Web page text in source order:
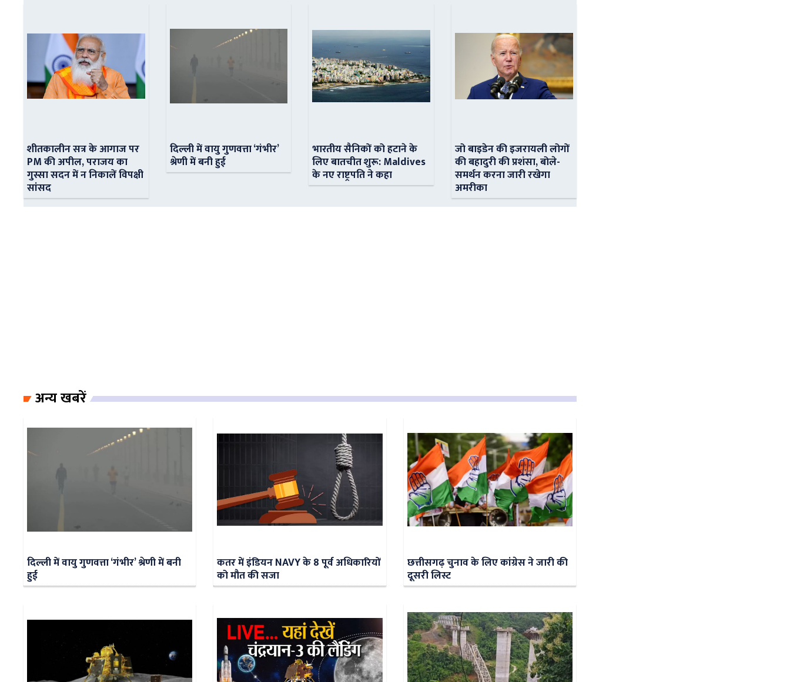
शीतकालीन सत्र के आगाज पर
PM की अपील, पराजय का
गुस्सा सदन में न निकालें विपक्षी
सांसद
दिल्ली में वायु गुणवत्ता ‘गंभीर’
श्रेणी में बनी हुई
भारतीय सैनिकों को हटाने के
लिए बातचीत शुरू: Maldives
के नए राष्ट्रपति ने कहा
जो बाइडेन की इजरायली लोगों
की बहादुरी की प्रशंसा, बोले-
समर्थन करना जारी रखेगा
अमरीका
अन्य खबरें
दिल्ली में वायु गुणवत्ता ‘गंभीर’ श्रेणी में बनी
हुई
कतर में इंडियन NAVY के 8 पूर्व अधिकारियों
को मौत की सजा
छत्तीसगढ़ चुनाव के लिए कांग्रेस ने जारी की
दूसरी लिस्ट